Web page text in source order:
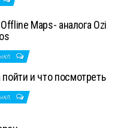
Maps- аналога Ozi
и что посмотреть